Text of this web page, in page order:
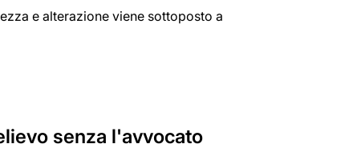
e alterazione viene sottoposto a
senza l'avvocato